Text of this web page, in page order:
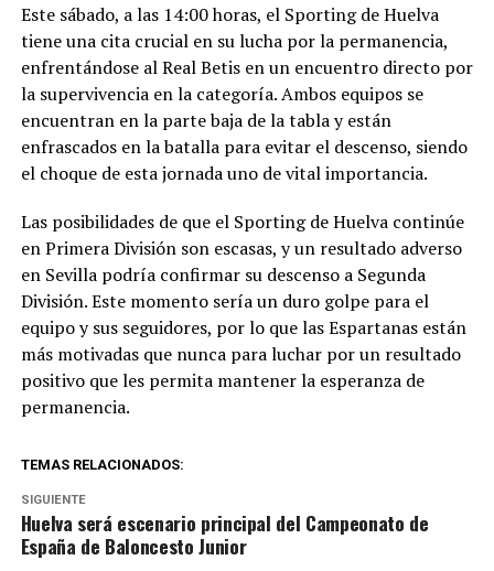
Este sábado, a las 14:00 horas, el Sporting de Huelva
tiene una cita crucial en su lucha por la permanencia,
enfrentándose al Real Betis en un encuentro directo por
la supervivencia en la categoría. Ambos equipos se
encuentran en la parte baja de la tabla y están
enfrascados en la batalla para evitar el descenso, siendo
el choque de esta jornada uno de vital importancia.
Las posibilidades de que el Sporting de Huelva continúe
en Primera División son escasas, y un resultado adverso
en Sevilla podría confirmar su descenso a Segunda
División. Este momento sería un duro golpe para el
equipo y sus seguidores, por lo que las Espartanas están
más motivadas que nunca para luchar por un resultado
positivo que les permita mantener la esperanza de
permanencia.
TEMAS RELACIONADOS:
SIGUIENTE
Huelva será escenario principal del Campeonato de
España de Baloncesto Junior